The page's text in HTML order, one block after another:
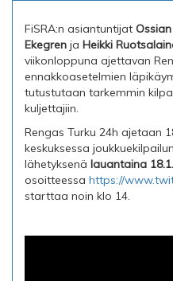
FiSRA:n asiantuntijat
Ekegren ja Heikki
viikonloppuna ajettavan
ennakkoasetelmien
tutustutaan tarkemmin
kuljettajiin.
Rengas Turku 24h ajetaan
keskuksessa
lähetyksenä lauantaina
osoitteessa https://
starttaa noin klo 14.